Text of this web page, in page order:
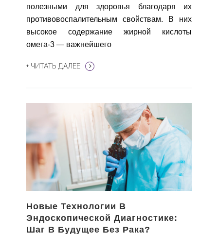
полезными для здоровья благодаря их
противовоспалительным свойствам. В них
высокое содержание жирной кислоты
омега-3 — важнейшего
+ ЧИТАТЬ ДАЛЕЕ
Новые Технологии В
Эндоскопической Диагностике:
Шаг В Будущее Без Рака?